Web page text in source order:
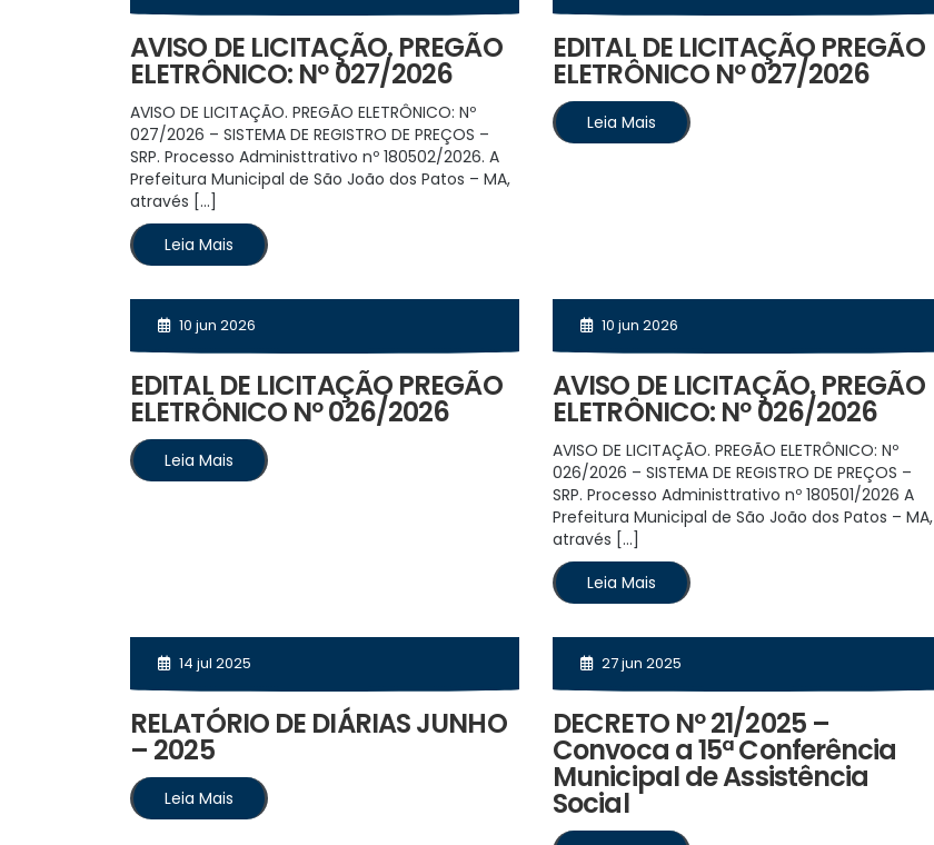
AVISO DE LICITAÇÃO. PREGÃO
ELETRÔNICO: Nº 027/2026
AVISO DE LICITAÇÃO. PREGÃO ELETRÔNICO: Nº
027/2026 – SISTEMA DE REGISTRO DE PREÇOS –
SRP. Processo Administtrativo nº 180502/2026. A
Prefeitura Municipal de São João dos Patos – MA,
através […]
Leia Mais
EDITAL DE LICITAÇÃO PREGÃO
ELETRÔNICO Nº 027/2026
Leia Mais
10 jun 2026
EDITAL DE LICITAÇÃO PREGÃO
ELETRÔNICO Nº 026/2026
Leia Mais
10 jun 2026
AVISO DE LICITAÇÃO. PREGÃO
ELETRÔNICO: Nº 026/2026
AVISO DE LICITAÇÃO. PREGÃO ELETRÔNICO: Nº
026/2026 – SISTEMA DE REGISTRO DE PREÇOS –
SRP. Processo Administtrativo nº 180501/2026 A
Prefeitura Municipal de São João dos Patos – MA,
através […]
Leia Mais
14 jul 2025
RELATÓRIO DE DIÁRIAS JUNHO
– 2025
Leia Mais
27 jun 2025
DECRETO Nº 21/2025 –
Convoca a 15ª Conferência
Municipal de Assistência
Social